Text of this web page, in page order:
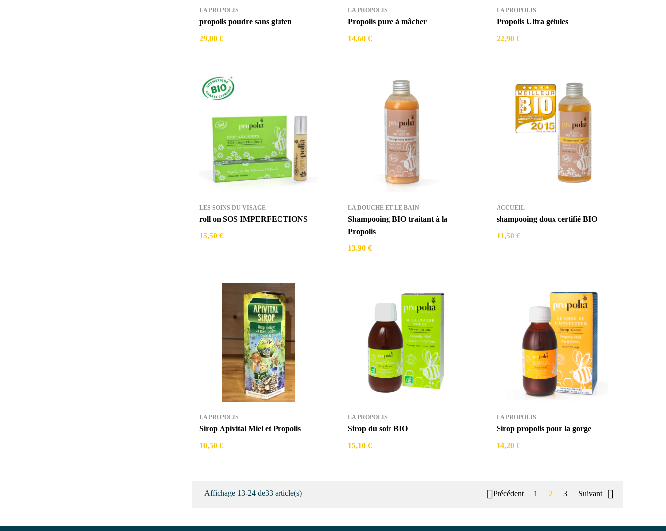
LA PROPOLIS
propolis poudre sans gluten
29,00 €
LA PROPOLIS
Propolis pure à mâcher
14,60 €
LA PROPOLIS
Propolis Ultra gélules
22,90 €
LES SOINS DU VISAGE
roll on SOS IMPERFECTIONS
15,50 €
LA DOUCHE ET LE BAIN
Shampooing BIO traitant à la
Propolis
13,90 €
ACCUEIL
shampooing doux certifié BIO
11,50 €
LA PROPOLIS
Sirop Apivital Miel et Propolis
10,50 €
LA PROPOLIS
Sirop du soir BIO
15,10 €
LA PROPOLIS
Sirop propolis pour la gorge
14,20 €
Affichage 13-24 de33 article(s) Précédent 1 2 3 Suivant 